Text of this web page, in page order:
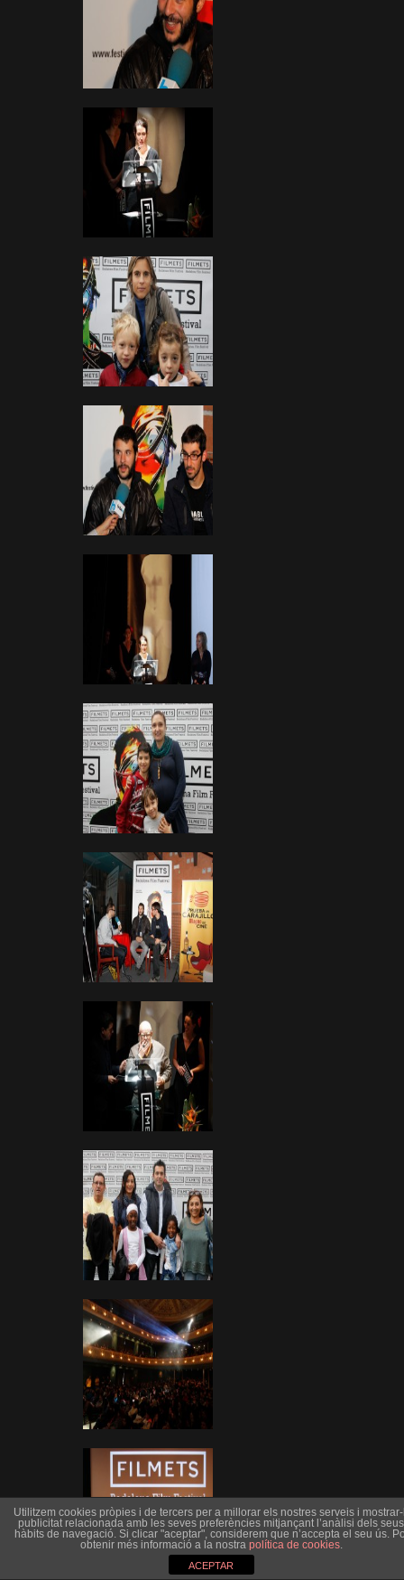
Utilitzem cookies pròpies i de tercers per a millorar els nostres serveis i
publicitat relacionada amb les seves preferències mitjançant l’anàlisi dels seus
hàbits de navegació. Si clicar "aceptar", considerem que n’accepta el seu ús.
obtenir més informació a la nostra política de cookies.
ACEPTAR